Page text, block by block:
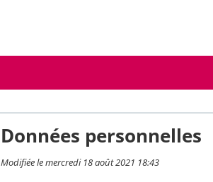
Données personnelles
Modifiée le mercredi 18 août 2021 18:43